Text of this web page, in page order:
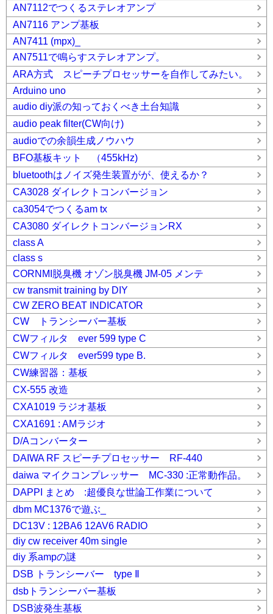
AN7112でつくるステレオアンプ
AN7116 アンプ基板
AN7411 (mpx)_
AN7511で鳴らすステレオアンプ。
ARA方式 スピーチプロセッサーを自作してみたい。
Arduino uno
audio diy派の知っておくべき土台知識
audio peak filter(CW向け)
audioでの余韻生成ノウハウ
BFO基板キット （455kHz)
bluetoothはノイズ発生装置がが、使えるか？
CA3028 ダイレクトコンバージョン
ca3054でつくるam tx
CA3080 ダイレクトコンバージョンRX
class A
class s
CORNMI脱臭機 オゾン脱臭機 JM-05 メンテ
cw transmit training by DIY
CW ZERO BEAT INDICATOR
CW トランシーバー基板
CWフィルタ ever 599 type C
CWフィルタ ever599 type B.
CW練習器：基板
CX-555 改造
CXA1019 ラジオ基板
CXA1691 : AMラジオ
D/Aコンバーター
DAIWA RF スピーチプロセッサー RF-440
daiwa マイクコンプレッサー MC-330 :正常動作品。
DAPPI まとめ :超優良な世論工作業について
dbm MC1376で遊ぶ_
DC13V : 12BA6 12AV6 RADIO
diy cw receiver 40m single
diy 系ampの謎
DSB トランシーバー type Ⅱ
dsbトランシーバー基板
DSB波発生基板